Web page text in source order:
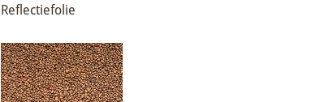
Reflectiefolie